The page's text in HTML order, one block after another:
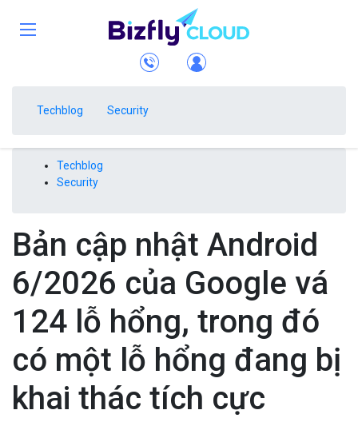
Techblog Security
Techblog
Security
Bản cập nhật Android
6/2026 của Google vá
124 lỗ hổng, trong đó
có một lỗ hổng đang bị
khai thác tích cực